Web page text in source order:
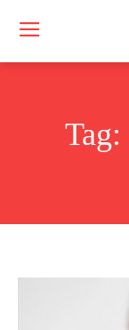
Tag: